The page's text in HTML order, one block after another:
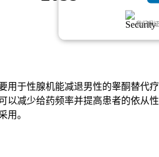
我们保
用于性腺机能减退男性的睾酮替代
以减少给药频率并提高患者的依
用。